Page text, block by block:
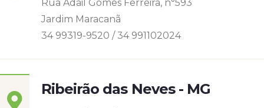
Rua Adail Gomes Ferreira, n°593
Jardim Maracanã
34 99319-9520 / 34 991102024
Ribeirão das Neves - MG